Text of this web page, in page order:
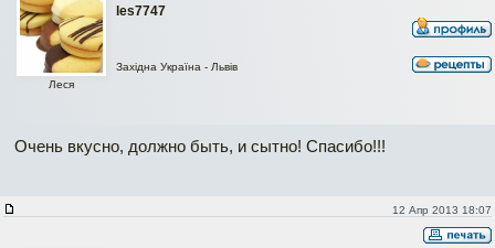
les7747
Леся
Західна Україна - Львів
Очень вкусно, должно быть, и сытно! Спасибо!!!
12 Апр 2013 18:07